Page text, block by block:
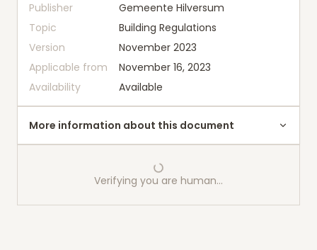
Publisher
Gemeente Hilversum
Topic
Building Regulations
Version
November 2023
Applicable from
November 16, 2023
Availability
Available
More information about this document
Verifying you are human…